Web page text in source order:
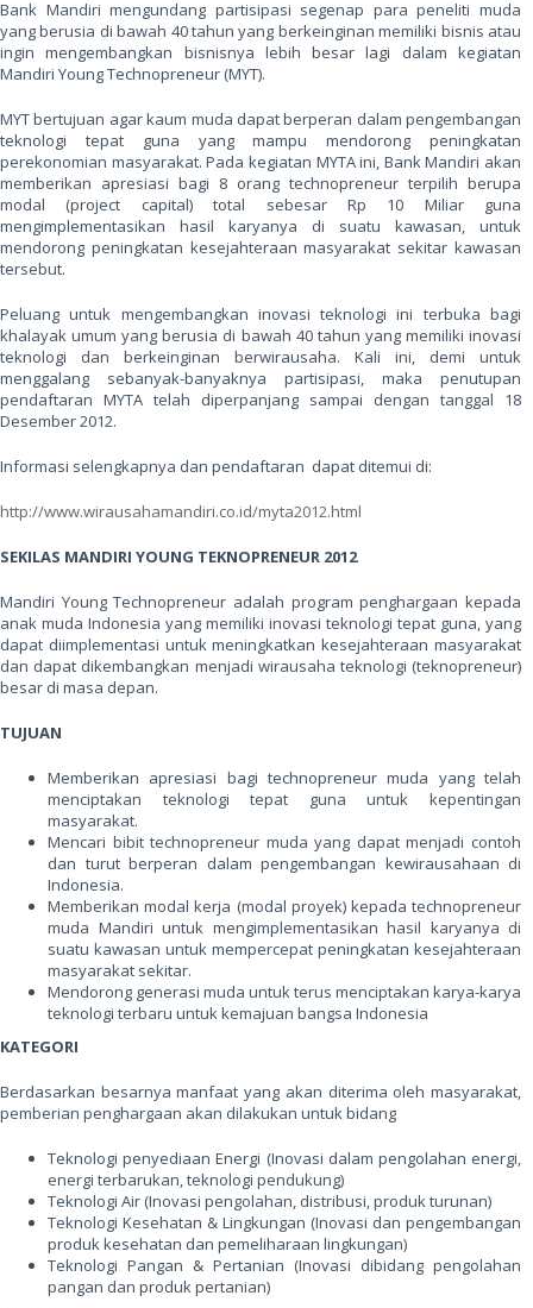
Bank Mandiri mengundang partisipasi segenap para peneliti muda
yang berusia di bawah 40 tahun yang berkeinginan memiliki bisnis atau
ingin mengembangkan bisnisnya lebih besar lagi dalam kegiatan
Mandiri Young Technopreneur (MYT).
MYT bertujuan agar kaum muda dapat berperan dalam pengembangan
teknologi tepat guna yang mampu mendorong peningkatan
perekonomian masyarakat. Pada kegiatan MYTA ini, Bank Mandiri akan
memberikan apresiasi bagi 8 orang technopreneur terpilih berupa
modal (project capital) total sebesar Rp 10 Miliar guna
mengimplementasikan hasil karyanya di suatu kawasan, untuk
mendorong peningkatan kesejahteraan masyarakat sekitar kawasan
tersebut.
Peluang untuk mengembangkan inovasi teknologi ini terbuka bagi
khalayak umum yang berusia di bawah 40 tahun yang memiliki inovasi
teknologi dan berkeinginan berwirausaha. Kali ini, demi untuk
menggalang sebanyak-banyaknya partisipasi, maka penutupan
pendaftaran MYTA telah diperpanjang sampai dengan tanggal 18
Desember 2012.
Informasi selengkapnya dan pendaftaran dapat ditemui di:
http://www.wirausahamandiri.co.id/myta2012.html
SEKILAS MANDIRI YOUNG TEKNOPRENEUR 2012
Mandiri Young Technopreneur adalah program penghargaan kepada
anak muda Indonesia yang memiliki inovasi teknologi tepat guna, yang
dapat diimplementasi untuk meningkatkan kesejahteraan masyarakat
dan dapat dikembangkan menjadi wirausaha teknologi (teknopreneur)
besar di masa depan.
TUJUAN
Memberikan apresiasi bagi technopreneur muda yang telah
menciptakan teknologi tepat guna untuk kepentingan
masyarakat.
Mencari bibit technopreneur muda yang dapat menjadi contoh
dan turut berperan dalam pengembangan kewirausahaan di
Indonesia.
Memberikan modal kerja (modal proyek) kepada technopreneur
muda Mandiri untuk mengimplementasikan hasil karyanya di
suatu kawasan untuk mempercepat peningkatan kesejahteraan
masyarakat sekitar.
Mendorong generasi muda untuk terus menciptakan karya-karya
teknologi terbaru untuk kemajuan bangsa Indonesia
KATEGORI
Berdasarkan besarnya manfaat yang akan diterima oleh masyarakat,
pemberian penghargaan akan dilakukan untuk bidang
Teknologi penyediaan Energi (Inovasi dalam pengolahan energi,
energi terbarukan, teknologi pendukung)
Teknologi Air (Inovasi pengolahan, distribusi, produk turunan)
Teknologi Kesehatan & Lingkungan (Inovasi dan pengembangan
produk kesehatan dan pemeliharaan lingkungan)
Teknologi Pangan & Pertanian (Inovasi dibidang pengolahan
pangan dan produk pertanian)